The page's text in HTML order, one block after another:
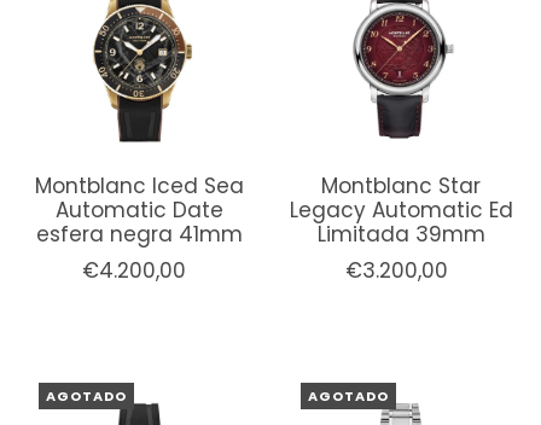
Montblanc Iced Sea
Automatic Date
esfera negra 41mm
€4.200,00
Montblanc Star
Legacy Automatic Ed
Limitada 39mm
€3.200,00
AGOTADO AGOTADO